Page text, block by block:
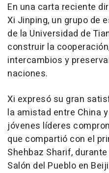
En una carta reciente
Xi Jinping, un grupo de
de la Universidad de
construir la
intercambios y
naciones.
Xi expresó su gran
la amistad entre China
jóvenes líderes
que compartió con el
Shehbaz Sharif,
Salón del Pueblo en